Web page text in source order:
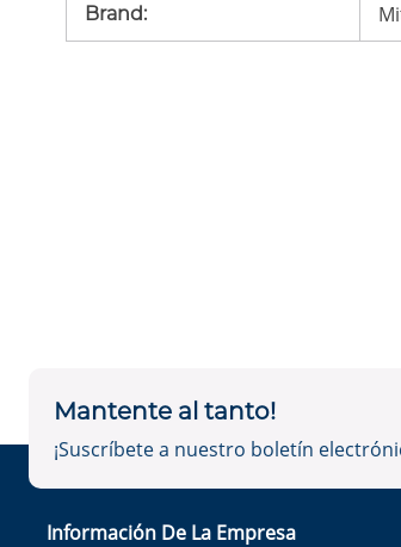
Brand:
Mantente al tanto!
¡Suscríbete a nuestro boletín
Información De La Empresa